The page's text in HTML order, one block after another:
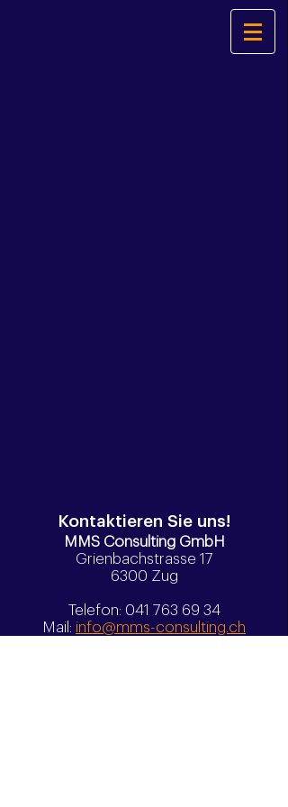
Kontaktieren Sie uns!
MMS Consulting GmbH
Grienbachstrasse 17
6300 Zug
Telefon: 041 763 69 34
Mail: info@mms-consulting.ch